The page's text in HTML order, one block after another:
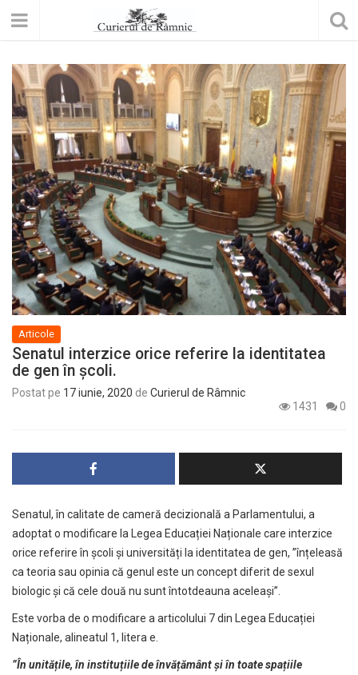
Articole
Senatul interzice orice referire la identitatea
de gen în școli.
Postat pe 17 iunie, 2020 de Curierul de Râmnic
1431
0
Senatul, în calitate de cameră decizională a Parlamentului, a
adoptat o modificare la Legea Educației Naționale care interzice
orice referire în școli și universități la identitatea de gen, ”înțeleasă
ca teoria sau opinia că genul este un concept diferit de sexul
biologic și că cele două nu sunt întotdeauna aceleași”.
Este vorba de o modificare a articolului 7 din Legea Educației
Naționale, alineatul 1, litera e.
”În unitățile, în instituțiile de învățământ și în toate spațiile